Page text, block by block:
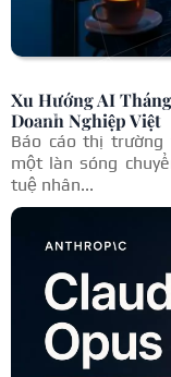
Xu Hướng AI
Doanh Nghiệp Việt
Báo cáo thị
một làn sóng
tuệ nhân...